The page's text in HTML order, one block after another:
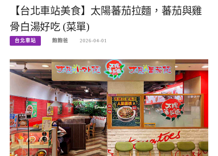
【台北車站美食】太陽蕃茄拉麵，蕃茄與雞
骨白湯好吃 (菜單)
台北車站 飽飽爸 2026-04-01